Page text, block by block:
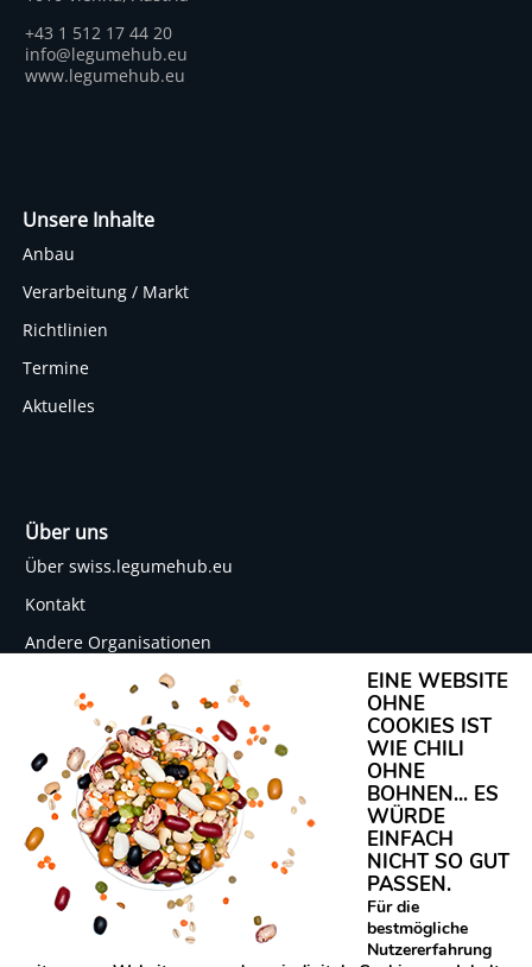
+43 1 512 17 44 20
info@legumehub.eu
www.legumehub.eu
Unsere Inhalte
Anbau
Verarbeitung / Markt
Richtlinien
Termine
Aktuelles
Über uns
Über swiss.legumehub.eu
Kontakt
Andere Organisationen
Netzwerk Protein Power
Rechtliches
Datenschutz
Impressum
Legume Hub SWISS wurde durch das vom
EINE WEBSITE
OHNE
COOKIES IST
WIE CHILI
OHNE
BOHNEN... ES
WÜRDE
EINFACH
NICHT SO GUT
PASSEN.
Für die
bestmögliche
Nutzererfahrung